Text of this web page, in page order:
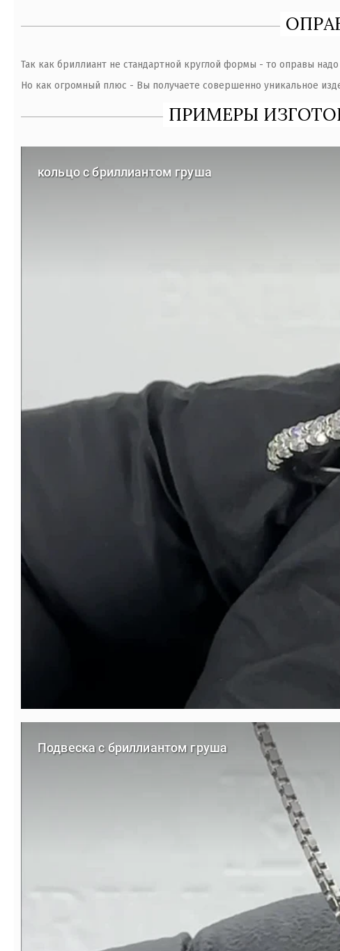
Так как бриллиант не стандартной круглой формы - то оправы
Но как огромный плюс - Вы получаете совершенно уникальное
ПРИМЕРЫ